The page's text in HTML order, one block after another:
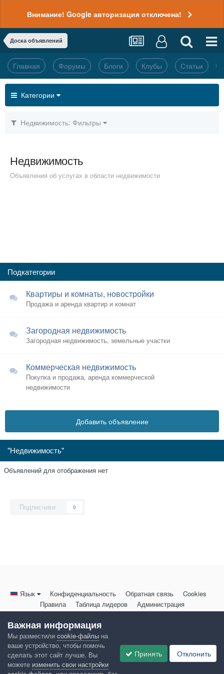
Внимание! Google авторизация отключена!
Доска объявлений
Главная Форумы Блоги Клубы Статьи
Категории
Недвижимость: Фильтры
Недвижимость
Объявления об услугах в области недвижимости
Подкатегории
Квартиры и комнаты, новостройки
Продажа и аренда квартир и комнат
Загородная недвижимость
Загородная недвижимость, земельные участки
Коммерческая недвижимость
Покупка и продажа, аренда коммерческой
недвижимости
Добавить объявление
"Недвижимость"
Объявлений для отображения нет
Подписчики 0
Язык Конфиденциальность Обратная связь
Cookies
Правила
Таблица лидеров Администрация
Powered by Invision Community
Важная информация
Мы разместили cookie-файлы на
ваше устройство, чтобы помочь
сделать этот сайт лучше. Вы
можете изменить свои настройки
Принять Отклонить